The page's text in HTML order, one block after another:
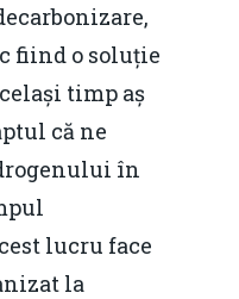
fiind o soluție
timp aș
că ne
în
lucru face
la